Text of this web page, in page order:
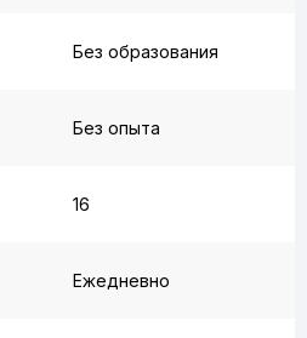
Без образования
Без опыта
16
Ежедневно